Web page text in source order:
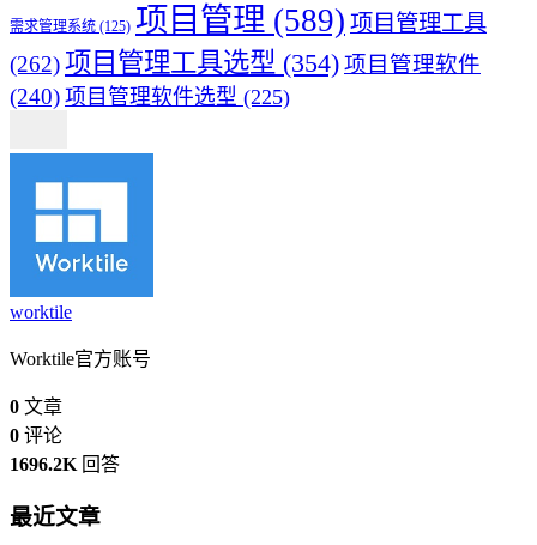
需求管理系统 (125) 项目管理 (589) 项目管理工具
(262)项目管理工具选型 (354) 项目管理软件
(240) 项目管理软件选型 (225)
worktile
Worktile官方账号
0 文章
0 评论
1696.2K 回答
最近文章